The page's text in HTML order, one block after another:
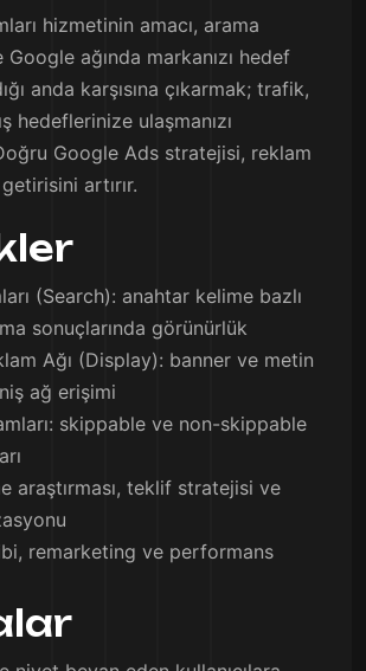
hizmetinin amacı, arama
ağında markanızı hedef
anda karşısına çıkarmak; trafik,
hedeflerinize ulaşmanızı
Google Ads stratejisi, reklam
artırır.
(Search): anahtar kelime bazlı
sonuçlarında görünürlük
Ağı (Display): banner ve metin
ağ erişimi
skippable ve non-skippable
araştırması, teklif stratejisi ve
remarketing ve performans